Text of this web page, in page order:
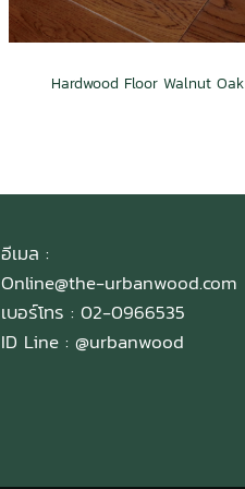
Hardwood Floor Walnut Oak
อีเมล :
Online@the-urbanwood.com
เบอร์โทร : 02-0966535
ID Line : @urbanwood